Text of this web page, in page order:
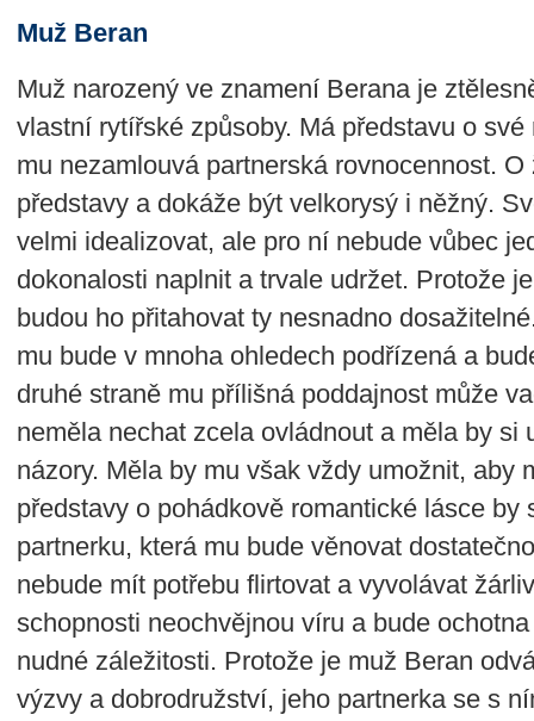
Muž Beran
Muž narozený ve znamení Berana je
vlastní rytířské způsoby. Má představu o
mu nezamlouvá partnerská rovnocennost.
představy a dokáže být velkorysý i něžný.
velmi idealizovat, ale pro ní nebude vůbec
dokonalosti naplnit a trvale udržet. Protože
budou ho přitahovat ty nesnadno
mu bude v mnoha ohledech podřízená a
druhé straně mu přílišná poddajnost může
neměla nechat zcela ovládnout a měla by si
názory. Měla by mu však vždy umožnit, aby
představy o pohádkově romantické lásce by
partnerku, která mu bude věnovat
nebude mít potřebu flirtovat a vyvolávat
schopnosti neochvějnou víru a bude
nudné záležitosti. Protože je muž Beran
výzvy a dobrodružství, jeho partnerka se s